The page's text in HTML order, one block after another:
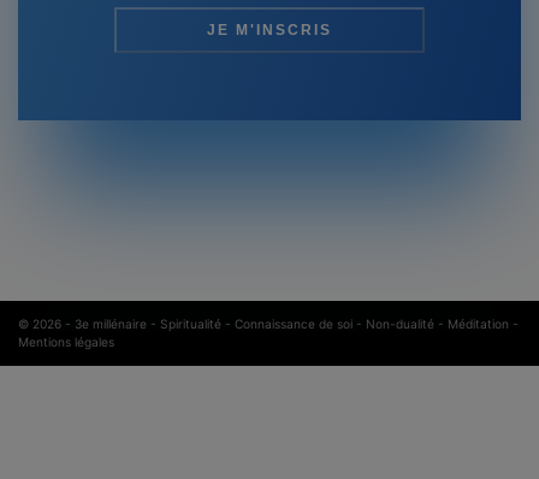
© 2026 - 3e millénaire - Spiritualité - Connaissance de soi - Non-dualité - Méditation -
Mentions légales